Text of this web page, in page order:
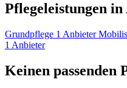
Pflegeleistungen in
Grundpflege 1 Anbieter
1 Anbieter
Keinen passenden